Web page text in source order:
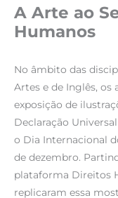
A Arte ao
Humanos
No âmbito das
Artes e de Inglês, os
exposição de
Declaração
o Dia Internacional
de dezembro.
plataforma Direitos
replicaram essa